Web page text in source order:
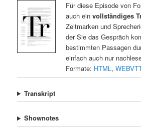
Für diese Episode von
auch ein vollständiges
Zeitmarken und
der Sie das Gespräch
bestimmten Passagen
einfach auch nur
Formate: HTML,
Transkript
Shownotes